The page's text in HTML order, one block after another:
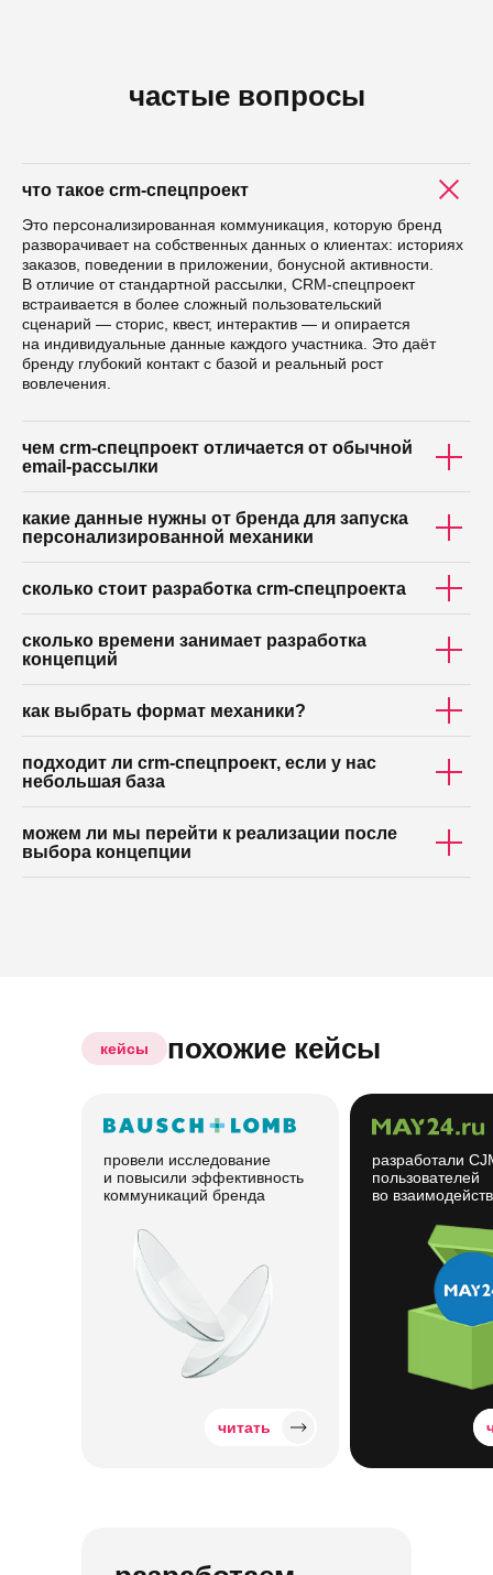
частые вопросы
что такое crm-спецпроект
Это персонализированная коммуникация, которую бренд
разворачивает на собственных данных о клиентах: историях
заказов, поведении в приложении, бонусной активности.
В отличие от стандартной рассылки, CRM-спецпроект
встраивается в более сложный пользовательский
сценарий — сторис, квест, интерактив — и опирается
на индивидуальные данные каждого участника. Это даёт
бренду глубокий контакт с базой и реальный рост
вовлечения.
чем crm-спецпроект отличается от обычной
email-рассылки
какие данные нужны от бренда для запуска
персонализированной механики
сколько стоит разработка crm-спецпроекта
сколько времени занимает разработка
концепций
как выбрать формат механики?
подходит ли crm-спецпроект, если у нас
небольшая база
можем ли мы перейти к реализации после
выбора концепции
кейсы похожие кейсы
разработали
пользователей
во
провели исследование
и повысили эффективность
коммуникаций бренда
читать